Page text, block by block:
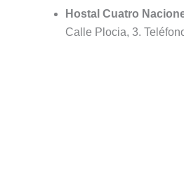
Hostal Cuatro
Calle Plocia, 3.